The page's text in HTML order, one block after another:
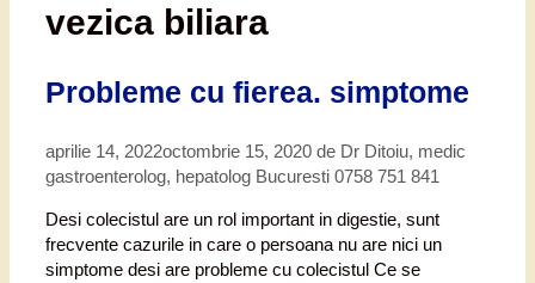
vezica biliara
Probleme cu fierea. simptome
aprilie 14, 2022octombrie 15, 2020 de Dr Ditoiu, medic
gastroenterolog, hepatolog Bucuresti 0758 751 841
Desi colecistul are un rol important in digestie, sunt
frecvente cazurile in care o persoana nu are nici un
simptome desi are probleme cu colecistul Ce se